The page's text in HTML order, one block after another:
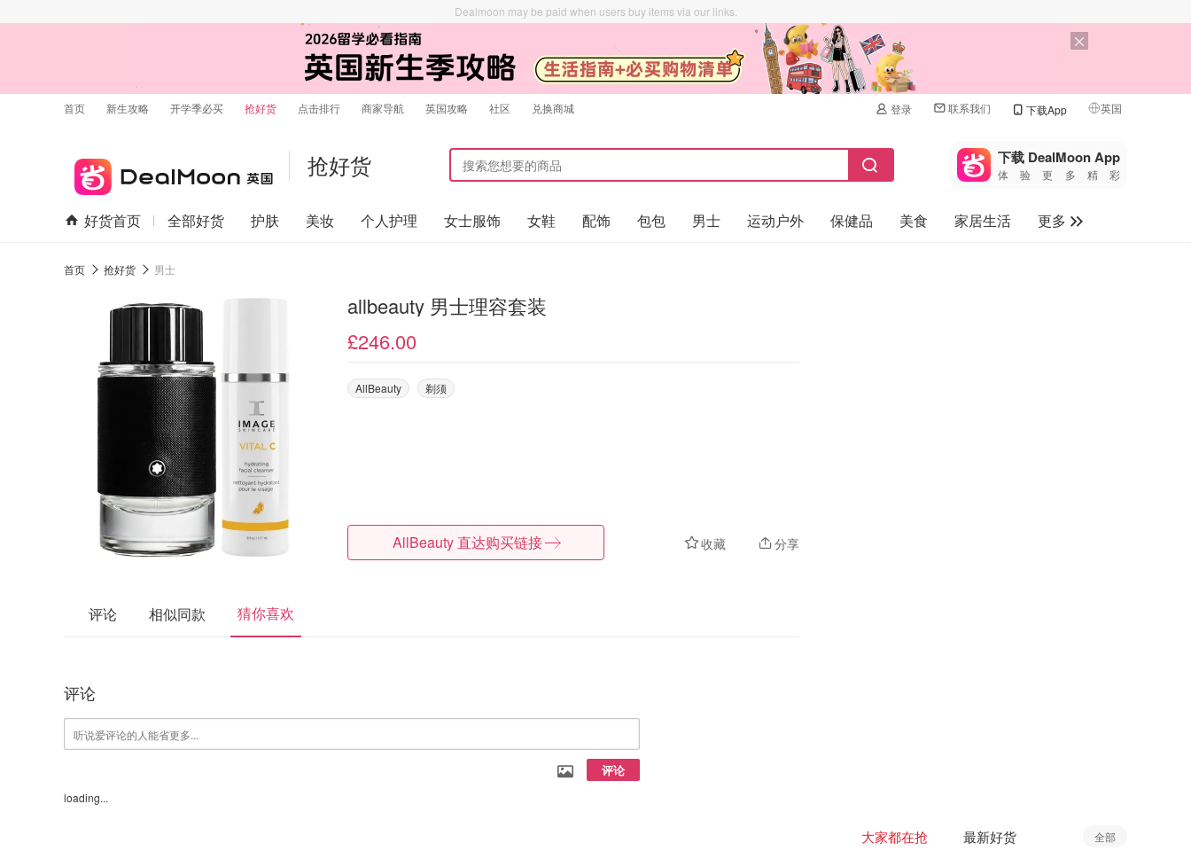
Dealmoon may be paid when users buy items via our links.
首页 新生攻略 开学季必买 抢好货 点击排行 商家导航 英国攻略 社区 兑换商城 登录 联系我们 下载App 英国
🇺🇸
🇨🇳 中国
🇨🇦加拿大
抢好货 下载 DealMoon App
体验更多精彩
好货首页 全部好货 护肤 美妆 个人护理 女士服饰 女鞋 配饰 包包 男士 运动户外 保健品 美食 家居生活
更多
首页 抢好货 男士
allbeauty 男士理容套装
£246.00
AllBeauty 剃须
收藏 分享
AllBeauty 直达购买链接
评论 相似同款 猜你喜欢
评论
评论
loading...
大家都在抢 最新好货 全部